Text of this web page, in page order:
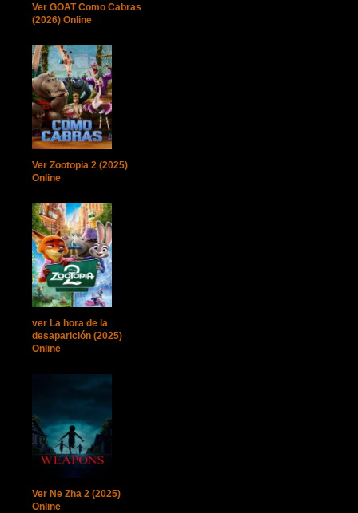
Ver GOAT Como Cabras
(2026) Online
Ver Zootopia 2 (2025)
Online
ver La hora de la
desaparición (2025)
Online
Ver Ne Zha 2 (2025)
Online